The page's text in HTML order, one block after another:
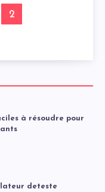
2
à résoudre pour
deteste